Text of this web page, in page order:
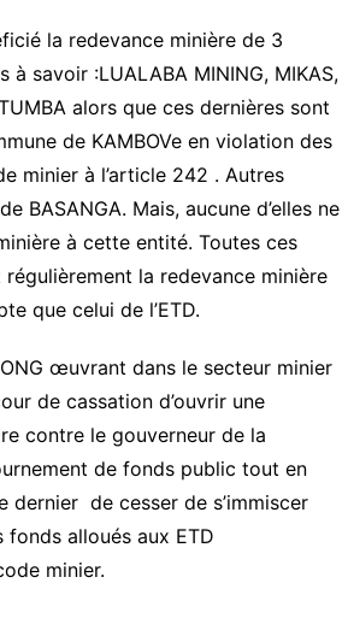
la redevance minière de 3
à savoir :LUALABA MINING, MIKAS,
alors que ces dernières sont
de KAMBOVe en violation des
minier à l’article 242 . Autres
BASANGA. Mais, aucune d’elles ne
à cette entité. Toutes ces
la redevance minière
que celui de l’ETD.
œuvrant dans le secteur minier
de cassation d’ouvrir une
contre le gouverneur de la
de fonds public tout en
dernier de cesser de s’immiscer
alloués aux ETD
minier.